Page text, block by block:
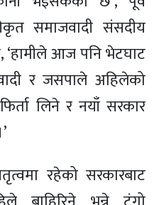
समाजवादी संसदीय
‘हामीले आज पनि भेटघाट
र जसपाले अहिलेको
लिने र नयाँ सरकार
रहेको सरकारबाट